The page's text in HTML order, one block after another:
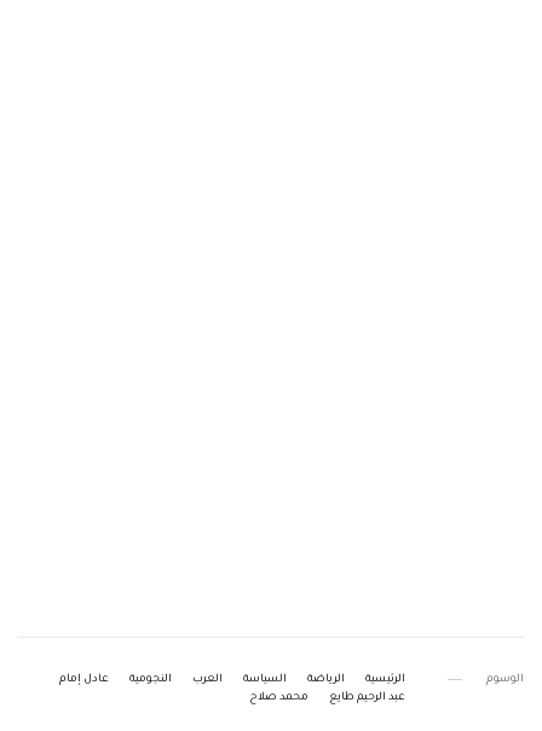
الوسوم الرئيسية الرياضة السياسة العرب النجومية
عادل إمام
عبد الرحيم طايع
محمد صلاح